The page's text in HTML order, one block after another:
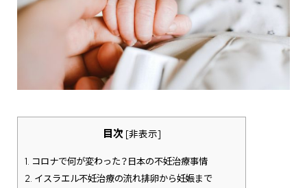
目次 [非表示]
1. コロナで何が変わった？日本の不妊治療事情
2. イスラエル不妊治療の流れ排卵から妊娠まで